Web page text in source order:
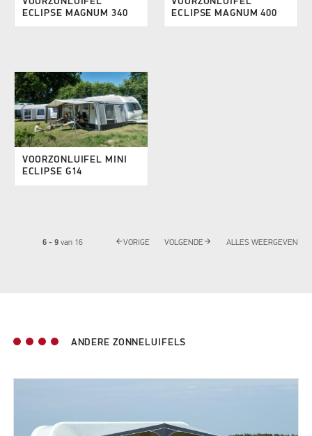
ECLIPSE MAGNUM 340
ECLIPSE MAGNUM 400
VOORZONLUIFEL MINI
ECLIPSE G14
6 - 9van 16 arrow_backVORIGE VOLGENDE arrow_forward ALLES WEERGEVEN
ANDERE ZONNELUIFELS